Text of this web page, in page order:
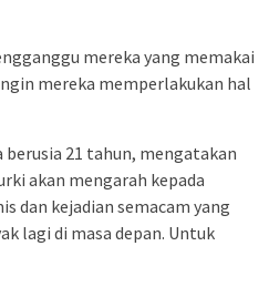
mereka yang memakai
mereka memperlakukan hal
berusia 21 tahun, mengatakan
akan mengarah kepada
dan kejadian semacam yang
lagi di masa depan. Untuk